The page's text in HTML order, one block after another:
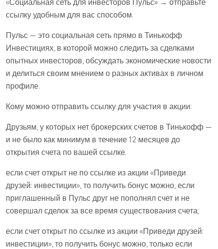
«Социальная сеть для инвесторов Пульс» → отправьте
ссылку удобным для вас способом.
Пульс — это социальная сеть прямо в Тинькофф
Инвестициях, в которой можно следить за сделками
опытных инвесторов, обсуждать экономические новости
и делиться своим мнением о разных активах в личном
профиле.
Кому можно отправить ссылку для участия в акции:
Друзьям, у которых нет брокерских счетов в Тинькофф —
и не было как минимум в течение 12 месяцев до
открытия счета по вашей ссылке.
если счет открыт не по ссылке из акции «Приведи
друзей: инвестиции», то получить бонус можно, если
приглашенный в Пульс друг не пополнял счет и не
совершал сделок за все время существования счета;
если счет открыт по ссылке из акции «Приведи друзей:
инвестиции», то получить бонус можно, только если